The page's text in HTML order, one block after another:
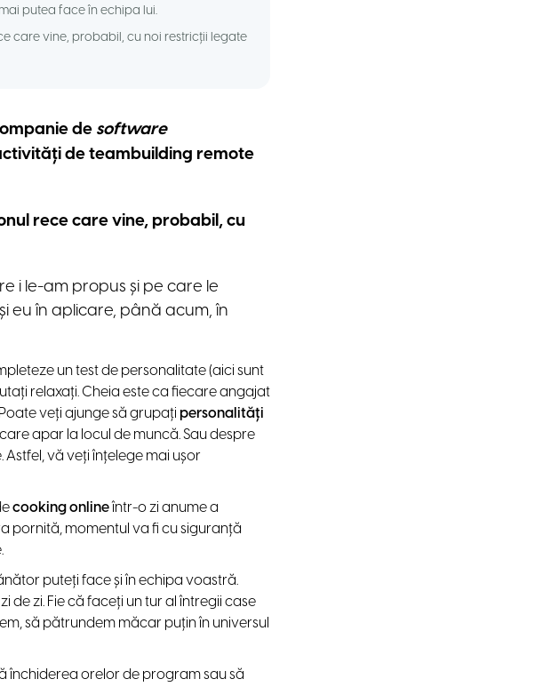
putea face în echipa lui.
care vine, probabil, cu noi restricții legate
de software
de teambuilding remote
rece care vine, probabil, cu
i le-am propus și pe care le
eu în aplicare, până acum, în
un test de personalitate (aici sunt
relaxați. Cheia este ca fiecare angajat
veți ajunge să grupați personalități
apar la locul de muncă. Sau despre
vă veți înțelege mai ușor
cooking onlineîntr-o zi anume a
pornită, momentul va fi cu siguranță
puteți face și în echipa voastră.
de zi. Fie că faceți un tur al întregii case
să pătrundem măcar puțin în universul
închiderea orelor de program sau să